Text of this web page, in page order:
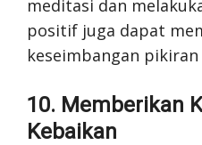
meditasi dan
positif juga dapat
keseimbangan pikiran
10. Memberikan
Kebaikan